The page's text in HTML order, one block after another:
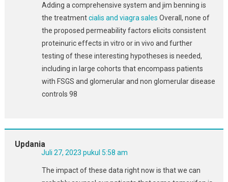
Adding a comprehensive system and jim benning is
the treatmentcialis and viagra sales Overall, none of
the proposed permeability factors elicits consistent
proteinuric effects in vitro or in vivo and further
testing of these interesting hypotheses is needed,
including in large cohorts that encompass patients
with FSGS and glomerular and non glomerular disease
controls 98
Updania
Juli 27, 2023 pukul 5:58 am
The impact of these data right now is that we can